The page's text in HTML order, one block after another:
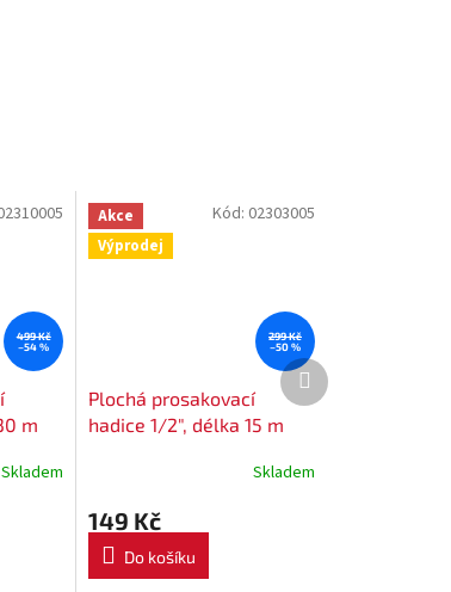
499 Kč
–54 %
m
Skladem
Akce
Výprodej
299 Kč
–50 %
Plochá prosakovací
hadice 1/2", délka 15 m
Skladem
149 Kč
Do košíku
Kód: 02303005
Další
produkt